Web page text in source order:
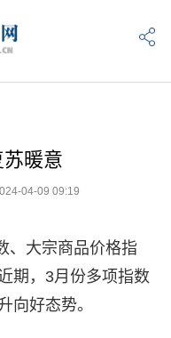
暖意
04-09 09:19
、大宗商品价格指
期，3月份多项指数
向好态势。